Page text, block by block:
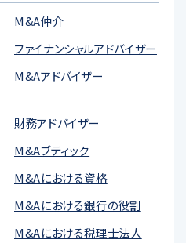
M&A仲介
ファイナンシャルアドバイザー
M&Aアドバイザー
財務アドバイザー
M&Aブティック
M&Aにおける資格
M&Aにおける銀行の役割
M&Aにおける税理士法人